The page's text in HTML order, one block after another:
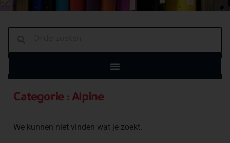
Categorie : Alpine
We kunnen niet vinden wat je zoekt.